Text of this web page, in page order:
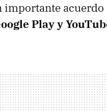
importante
Play y